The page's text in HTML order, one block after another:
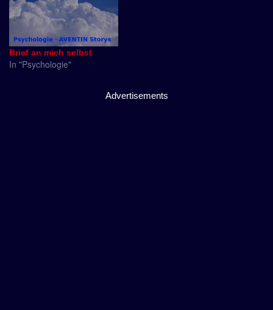
Brief an mich selbst
In "Psychologie"
Advertisements